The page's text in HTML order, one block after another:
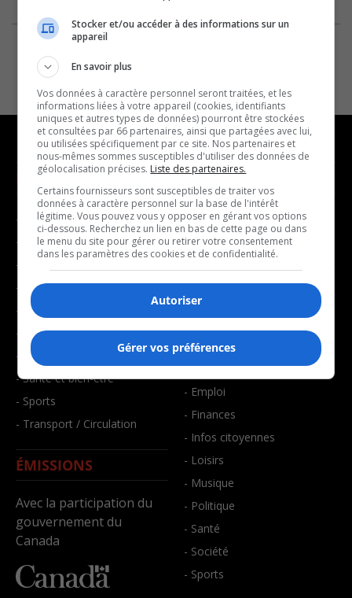
NOUVELLES
- Affaires municipales
- Communauté / Social
- Culture
- Économie
- Éducation
- Environnement
- Faits divers
- Santé et bien-être
- Sports
- Transport / Circulation
ÉMISSIONS
Avec la participation du
gouvernement du
Canada
MUSIQUE
- Décompte franco
- Joué récemment
BALADOS
- Art de vivre
- Bien-être
- Emploi
- Finances
- Infos citoyennes
- Loisirs
- Musique
- Politique
- Santé
- Société
- Sports
Stocker et/ou accéder à des informations sur un
appareil
En savoir plus
Vos données à caractère personnel seront traitées, et les
informations liées à votre appareil (cookies, identifiants
uniques et autres types de données) pourront être stockées
et consultées par 66 partenaires, ainsi que partagées avec lui,
ou utilisées spécifiquement par ce site. Nos partenaires et
nous-mêmes sommes susceptibles d'utiliser des données de
géolocalisation précises. Liste des partenaires.
Certains fournisseurs sont susceptibles de traiter vos
données à caractère personnel sur la base de l'intérêt
légitime. Vous pouvez vous y opposer en gérant vos options
ci-dessous. Recherchez un lien en bas de cette page ou dans
le menu du site pour gérer ou retirer votre consentement
dans les paramètres des cookies et de confidentialité.
Autoriser
Gérer vos préférences